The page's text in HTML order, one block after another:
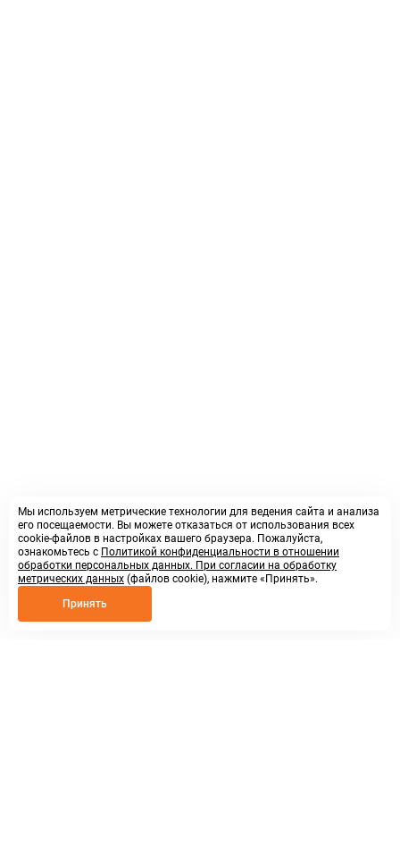
Мы используем метрические технологии для ведения сайта и анализа
его посещаемости. Вы можете отказаться от использования всех
cookie-файлов в настройках вашего браузера. Пожалуйста,
ознакомьтесь с Политикой конфиденциальности в отношении
обработки персональных данных. При согласии на обработку
метрических данных (файлов cookie), нажмите «Принять».
Принять